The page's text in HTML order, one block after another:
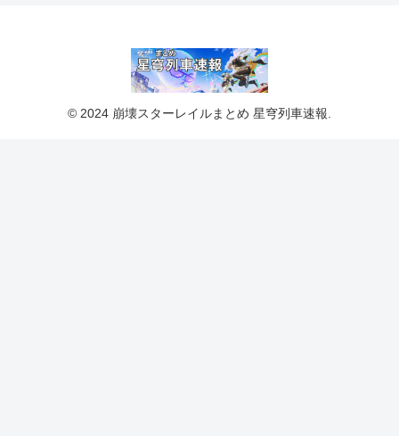
© 2024 崩壊スターレイルまとめ 星穹列車速報.